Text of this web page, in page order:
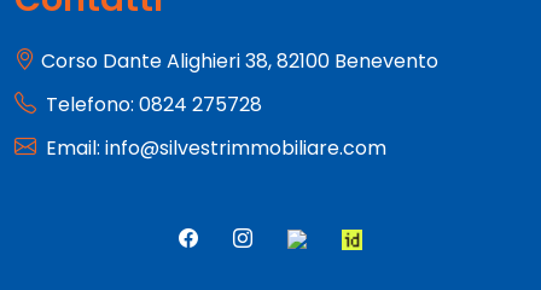
Corso Dante Alighieri 38, 82100 Benevento
Telefono: 0824 275728
Email: info@silvestrimmobiliare.com